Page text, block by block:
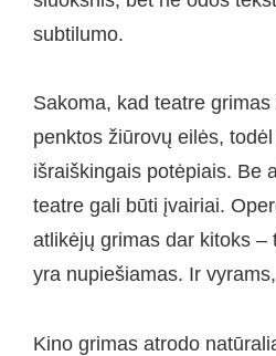
subtilumo.
Sakoma, kad teatre
penktos žiūrovų eilės,
išraiškingais potėpiais. Be
teatre gali būti įvairiai.
atlikėjų grimas dar kitoks –
yra nupiešiamas. Ir
Kino grimas atrodo